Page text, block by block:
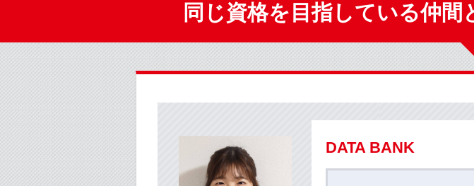
同じ資格を目指している仲
DATA BANK